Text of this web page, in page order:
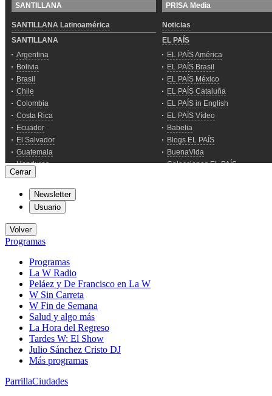
Cerrar
Newsletter
Usuario
Volver
Programas
Programas
La W Radio
Peláez y De Francisco en La W
W Sin Carreta
W Fin de Semana
Salud y algo más
La Hora del Regreso
Tardes W: El Show
Julio Sánchez Cristo DJ
Más programas
ParrillaCiudades